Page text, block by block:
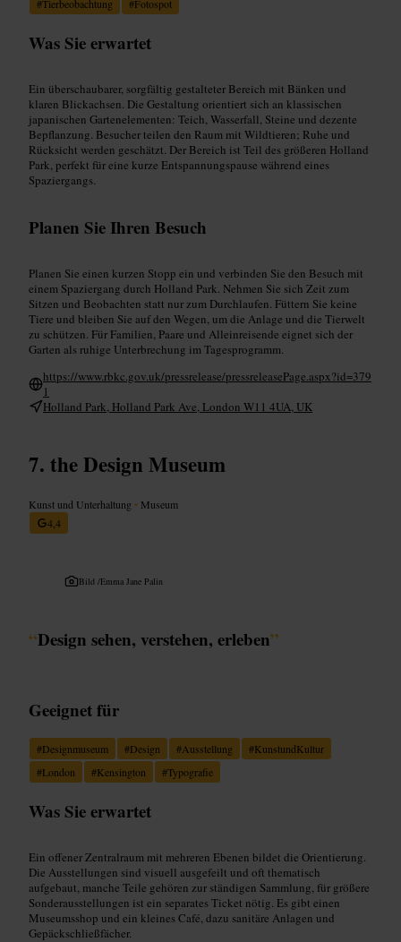
#Tierbeobachtung #Fotospot
Was Sie erwartet
Ein überschaubarer, sorgfältig gestalteter Bereich mit Bänken und
klaren Blickachsen. Die Gestaltung orientiert sich an klassischen
japanischen Gartenelementen: Teich, Wasserfall, Steine und dezente
Bepflanzung. Besucher teilen den Raum mit Wildtieren; Ruhe und
Rücksicht werden geschätzt. Der Bereich ist Teil des größeren Holland
Park, perfekt für eine kurze Entspannungspause während eines
Spaziergangs.
Planen Sie Ihren Besuch
Planen Sie einen kurzen Stopp ein und verbinden Sie den Besuch mit
einem Spaziergang durch Holland Park. Nehmen Sie sich Zeit zum
Sitzen und Beobachten statt nur zum Durchlaufen. Füttern Sie keine
Tiere und bleiben Sie auf den Wegen, um die Anlage und die Tierwelt
zu schützen. Für Familien, Paare und Alleinreisende eignet sich der
Garten als ruhige Unterbrechung im Tagesprogramm.
https://www.rbkc.gov.uk/pressrelease/pressreleasePage.aspx?id=379
1
Holland Park, Holland Park Ave, London W11 4UA, UK
the Design Museum
Kunst und Unterhaltung • Museum
4,4
Bild /Emma Jane Palin
“Design sehen, verstehen, erleben”
Geeignet für
#Designmuseum #Design #Ausstellung #KunstundKultur
#London #Kensington #Typografie
Was Sie erwartet
Ein offener Zentralraum mit mehreren Ebenen bildet die Orientierung.
Die Ausstellungen sind visuell ausgefeilt und oft thematisch
aufgebaut, manche Teile gehören zur ständigen Sammlung, für größere
Sonderausstellungen ist ein separates Ticket nötig. Es gibt einen
Museumsshop und ein kleines Café, dazu sanitäre Anlagen und
Gepäckschließfächer.